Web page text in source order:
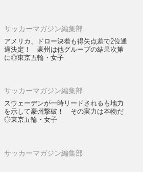
サッカーマガジン編集部
アメリカ、ドロー決着も得失点差で2位通
過決定！ 豪州は他グループの結果次第
に◎東京五輪・女子
サッカーマガジン編集部
スウェーデンが一時リードされるも地力
を示して豪州撃破！ その実力は本物だ
◎東京五輪・女子
サッカーマガジン編集部